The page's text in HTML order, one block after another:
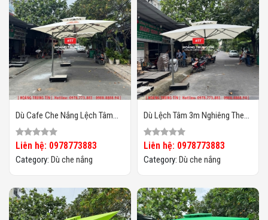
Dù Cafe Che Nắng Lệch Tâm
Vuông 3m HTT-07
Liên hệ: 0978773883
Category: Dù che nắng
Dù Lệch Tâm 3m Nghiêng Theo
Chiều Nắng HTT04
Liên hệ: 0978773883
Category: Dù che nắng